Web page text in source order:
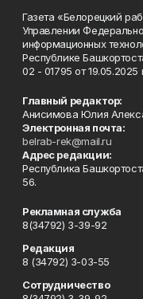
Газета «Белорецкий
Управлении
информационных
Республике
02 - 01795 от 19.05.2025
Главный редактор:
Анисимова Юлия
Электронная почта:
belrab-rek@mail.ru
Адрес редакции:
Республика
56.
Рекламная служба
8(34792) 3-39-92
Редакция
8 (34792) 3-03-55
Сотрудничество